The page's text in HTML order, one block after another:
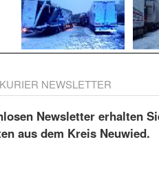
NEWSLETTER
Newsletter erhalten
aus dem Kreis Neuwied.